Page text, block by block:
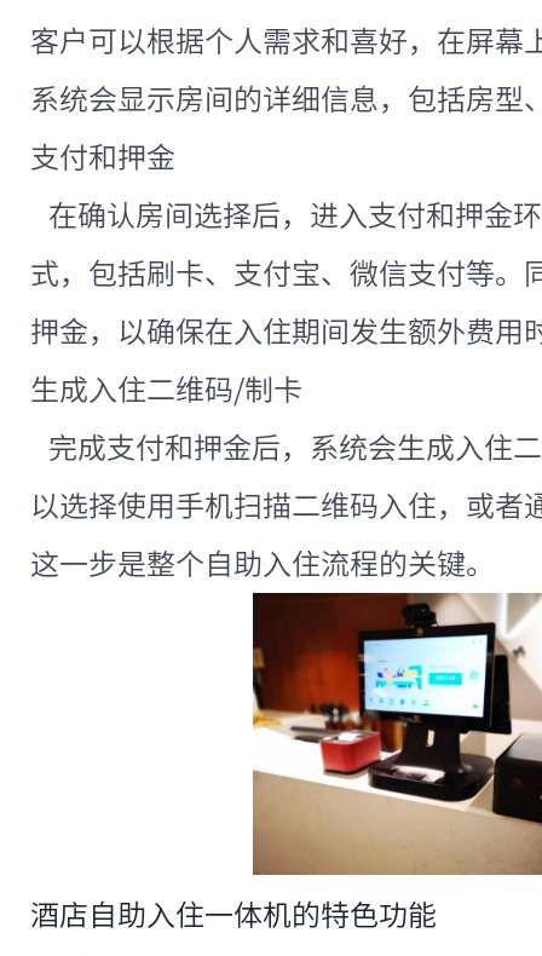
客户可以根据个人需求和喜好，在屏幕
系统会显示房间的详细信息，包括房型
支付和押金
在确认房间选择后，进入支付和押金
式，包括刷卡、支付宝、微信支付等。
押金，以确保在入住期间发生额外费用
生成入住二维码/制卡
完成支付和押金后，系统会生成入住
以选择使用手机扫描二维码入住，或者
这一步是整个自助入住流程的关键。
酒店自助入住一体机的特色功能